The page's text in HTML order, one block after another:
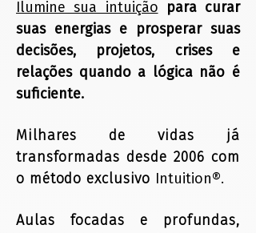
Ilumine sua intuição
para curar
suas energias e prosperar suas
decisões, projetos, crises e
relações quando a lógica não é
suficiente.
Milhares de vidas já
transformadas desde 2006 com
o método exclusivo
Intuition®.
Aulas focadas e profundas,